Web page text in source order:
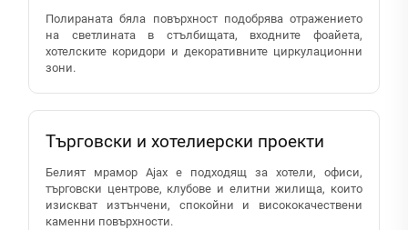
Полираната бяла повърхност подобрява отражението
на светлината в стълбищата, входните фоайета,
хотелските коридори и декоративните циркулационни
зони.
Търговски и хотелиерски проекти
Белият мрамор Ajax е подходящ за хотели, офиси,
търговски центрове, клубове и елитни жилища, които
изискват изтънчени, спокойни и висококачествени
каменни повърхности.